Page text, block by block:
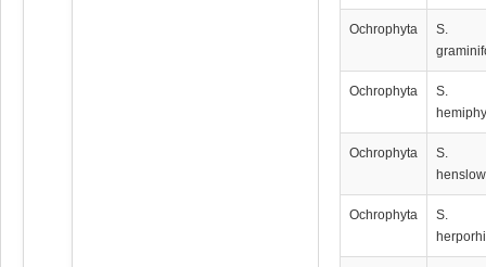
Ochrophyta
S.
Ochrophyta
S.
Ochrophyta
S.
Ochrophyta
S.